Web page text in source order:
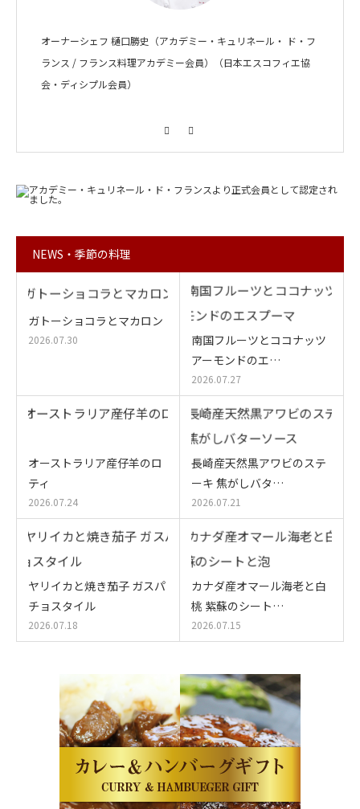
オーナーシェフ 樋口勝史（アカデミー・キュリネール・ ド・フ
ランス / フランス料理アカデミー会員）（日本エスコフィエ協
会・ディシプル会員）
NEWS・季節の料理
ガトーショコラとマカロン
2026.07.30
南国フルーツとココナッツ
アーモンドのエ…
2026.07.27
オーストラリア産仔羊のロ
ティ
2026.07.24
長崎産天然黒アワビのステ
ーキ 焦がしバタ…
2026.07.21
ヤリイカと焼き茄子 ガスパ
チョスタイル
2026.07.18
カナダ産オマール海老と白
桃 紫蘇のシート…
2026.07.15